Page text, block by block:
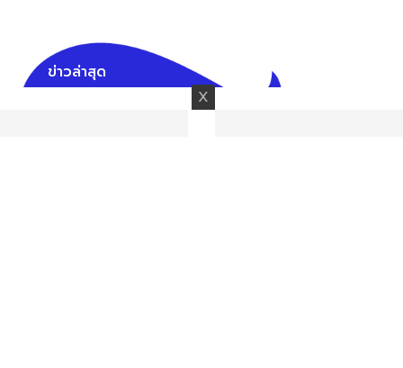
ข่าวล่าสุด